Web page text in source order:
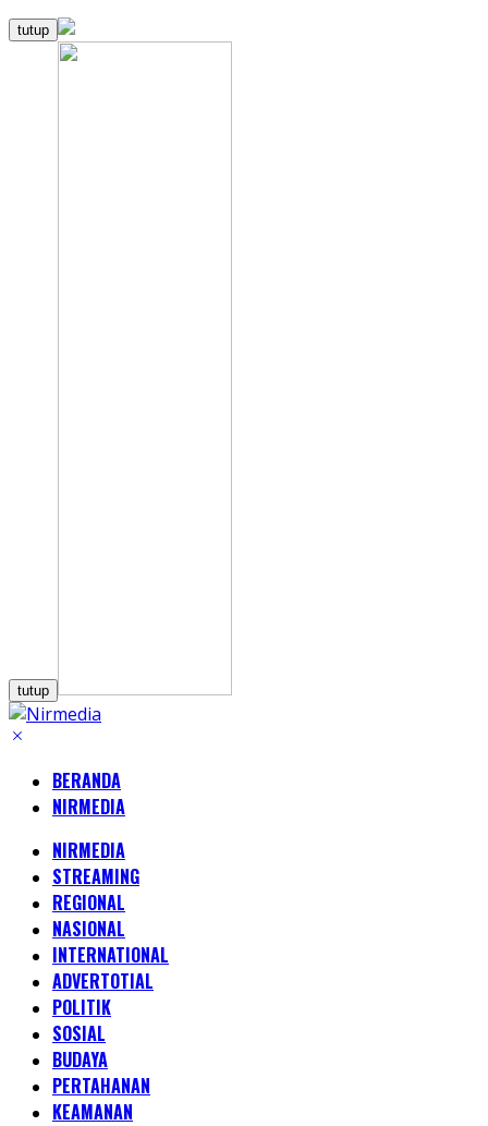
tutup
tutup
BERANDA
NIRMEDIA
NIRMEDIA
STREAMING
REGIONAL
NASIONAL
INTERNATIONAL
ADVERTOTIAL
POLITIK
SOSIAL
BUDAYA
PERTAHANAN
KEAMANAN